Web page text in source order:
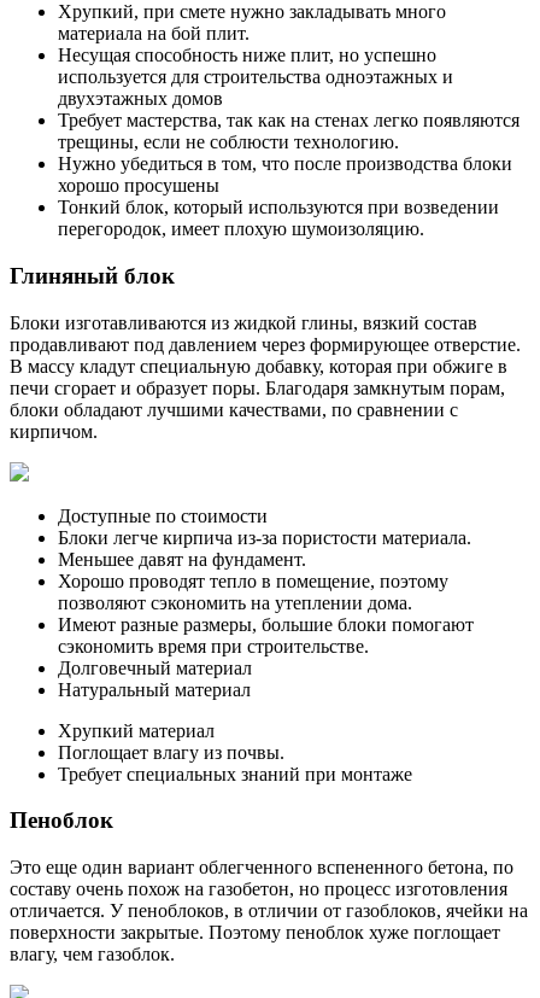
Хрупкий, при смете нужно закладывать много
материала на бой плит.
Несущая способность ниже плит, но успешно
используется для строительства одноэтажных и
двухэтажных домов
Требует мастерства, так как на стенах легко появляются
трещины, если не соблюсти технологию.
Нужно убедиться в том, что после производства блоки
хорошо просушены
Тонкий блок, который используются при возведении
перегородок, имеет плохую шумоизоляцию.
Глиняный блок
Блоки изготавливаются из жидкой глины, вязкий состав
продавливают под давлением через формирующее отверстие.
В массу кладут специальную добавку, которая при обжиге в
печи сгорает и образует поры. Благодаря замкнутым порам,
блоки обладают лучшими качествами, по сравнении с
кирпичом.
Доступные по стоимости
Блоки легче кирпича из-за пористости материала.
Меньшее давят на фундамент.
Хорошо проводят тепло в помещение, поэтому
позволяют сэкономить на утеплении дома.
Имеют разные размеры, большие блоки помогают
сэкономить время при строительстве.
Долговечный материал
Натуральный материал
Хрупкий материал
Поглощает влагу из почвы.
Требует специальных знаний при монтаже
Пеноблок
Это еще один вариант облегченного вспененного бетона, по
составу очень похож на газобетон, но процесс изготовления
отличается. У пеноблоков, в отличии от газоблоков, ячейки на
поверхности закрытые. Поэтому пеноблок хуже поглощает
влагу, чем газоблок.